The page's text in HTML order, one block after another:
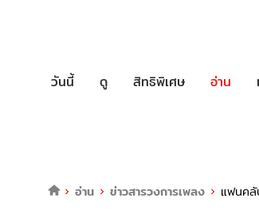
วันนี้ ดู สิทธิพิเศษ อ่าน
อ่าน ข่าวสารวงการเพลง แฟนคลั